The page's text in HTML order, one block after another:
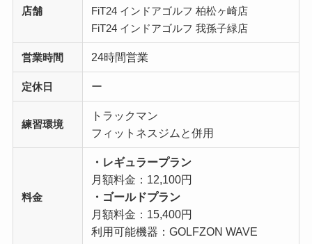
店舗
FiT24 インドアゴルフ 柏松ヶ崎店
FiT24 インドアゴルフ 我孫子緑店
営業時間 24時間営業
定休日 ー
練習環境
トラックマン
フィットネスジムと併用
料金
・レギュラープラン
月額料金：12,100円
・ゴールドプラン
月額料金：15,400円
利用可能機器：GOLFZON WAVE